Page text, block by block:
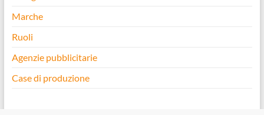
Marche
Ruoli
Agenzie pubblicitarie
Case di produzione